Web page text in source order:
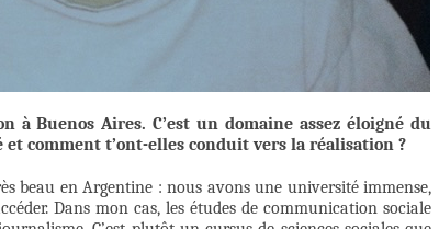
Buenos Aires. C’est un domaine assez éloigné du
et comment t’ont-elles conduit vers la réalisation ?
beau en Argentine : nous avons une université immense,
Dans mon cas, les études de communication sociale